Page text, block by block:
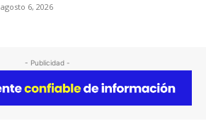
agosto 6, 2026
- Publicidad -